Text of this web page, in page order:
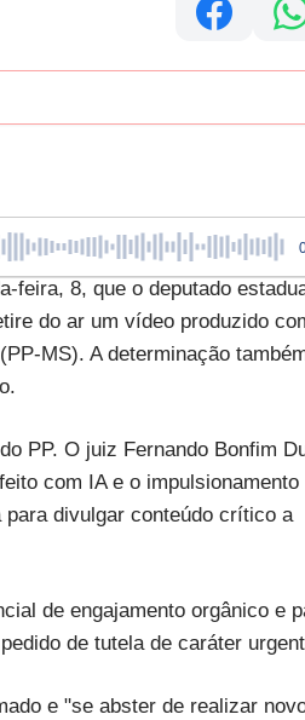
feira, 8, que o deputado
do ar um vídeo produzido
MS). A determinação
PP. O juiz Fernando Bonfim
com IA e o impulsionamento
divulgar conteúdo crítico a
de engajamento orgânico e
de tutela de caráter
e "se abster de realizar